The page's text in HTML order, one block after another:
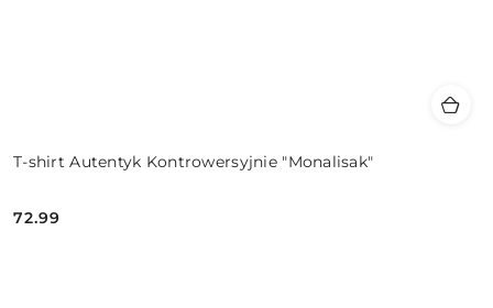
T-shirt Autentyk Kontrowersyjnie "Monalisak"
Cena:
72.99